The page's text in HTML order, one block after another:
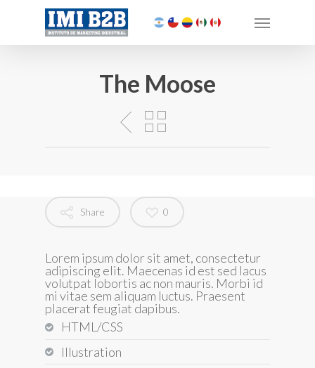
The Moose
Share 0
Lorem ipsum dolor sit amet, consectetur
adipiscing elit. Maecenas id est sed lacus
volutpat lobortis ac non mauris. Morbi id
mi vitae sem aliquam luctus. Praesent
placerat feugiat dapibus.
HTML/CSS
Illustration